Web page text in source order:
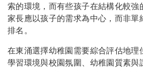
索的環境，而有些孩子在結構化較強
家長應以孩子的需求為中心，而非單
排名。
在東涌選擇幼稚園需要綜合評估地理
學習環境與校園氛圍、幼稚園質素與